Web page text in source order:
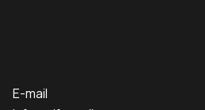
E-mail